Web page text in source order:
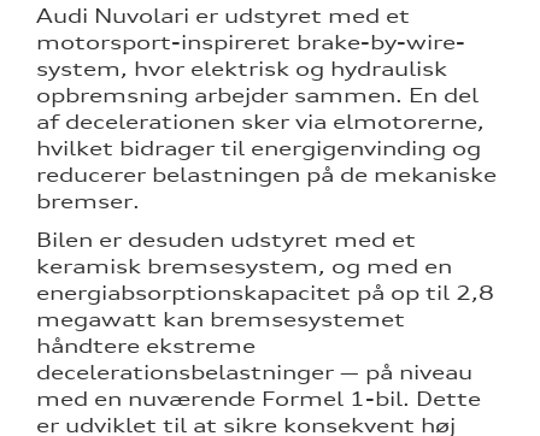
Audi Nuvolari er udstyret med et
motorsport-inspireret brake-by-wire-
system, hvor elektrisk og hydraulisk
opbremsning arbejder sammen. En del
af decelerationen sker via elmotorerne,
hvilket bidrager til energigenvinding og
reducerer belastningen på de mekaniske
bremser.
Bilen er desuden udstyret med et
keramisk bremsesystem, og med en
energiabsorptionskapacitet på op til 2,8
megawatt kan bremsesystemet
håndtere ekstreme
decelerationsbelastninger — på niveau
med en nuværende Formel 1-bil. Dette
er udviklet til at sikre konsekvent høj